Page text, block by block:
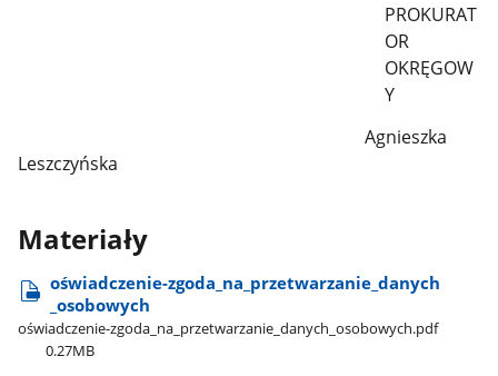
PROKURAT
OR
OKRĘGOW
Y
Agnieszka
Leszczyńska
Materiały
oświadczenie-zgoda​_na​_przetwarzanie​_danych​
_osobowych
oświadczenie-zgoda​_na​_przetwarzanie​_danych​_osobowych.pdf
0.27MB